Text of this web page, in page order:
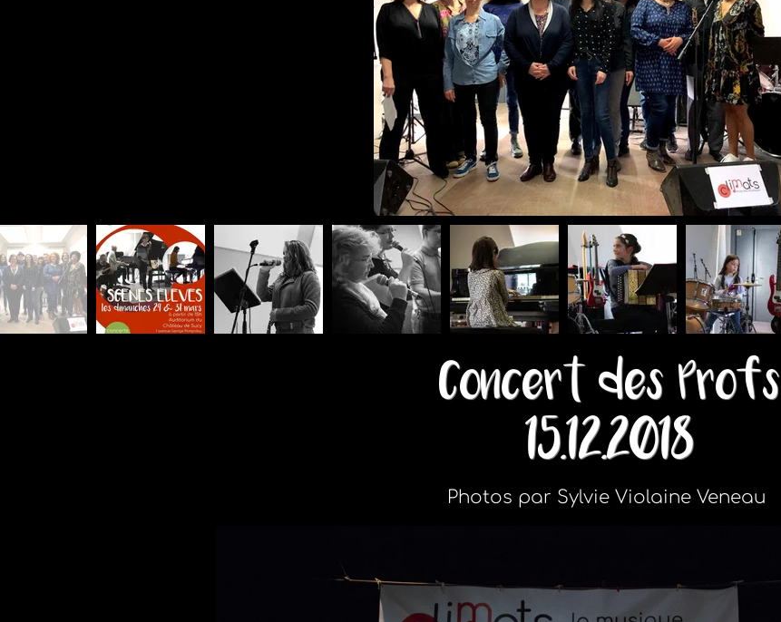
Concert des Profs
15.12.2018
Photos par Sylvie Violaine Veneau